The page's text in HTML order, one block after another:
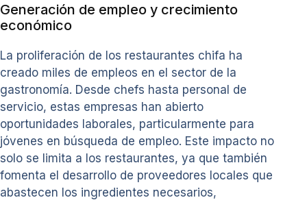
Generación de empleo y crecimiento
económico
La proliferación de los restaurantes chifa ha
creado miles de empleos en el sector de la
gastronomía. Desde chefs hasta personal de
servicio, estas empresas han abierto
oportunidades laborales, particularmente para
jóvenes en búsqueda de empleo. Este impacto no
solo se limita a los restaurantes, ya que también
fomenta el desarrollo de proveedores locales que
abastecen los ingredientes necesarios,